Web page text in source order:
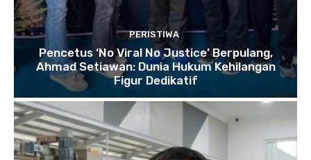
PERISTIWA
Pencetus ‘No Viral No Justice’ Berpulang,
Ahmad Setiawan: Dunia Hukum Kehilangan
Figur Dedikatif